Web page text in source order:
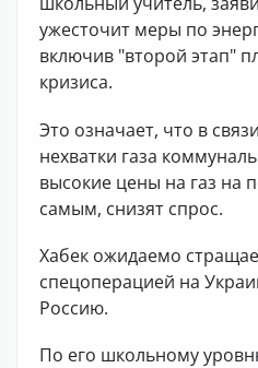
ужесточит меры по
включив "второй этап"
кризиса.
Это означает, что в
нехватки газа
высокие цены на газ на
самым, снизят спрос.
Хабек ожидаемо
спецоперацией на
Россию.
По его школьному